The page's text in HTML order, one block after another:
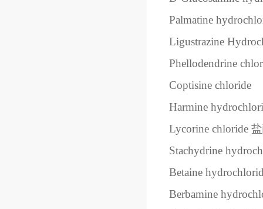
Palmatine
Ligustrazine
Phellodendrine
Coptisine chloride
Harmine
Lycorine chloride
Stachydrine
Betaine
Berbamine